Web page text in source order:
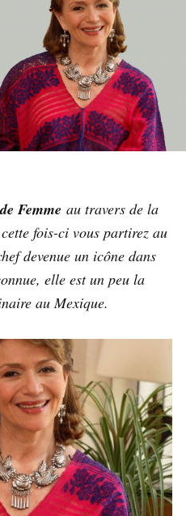
Femme au travers de la
fois-ci vous partirez au
devenue un icône dans
elle est un peu la
au Mexique.